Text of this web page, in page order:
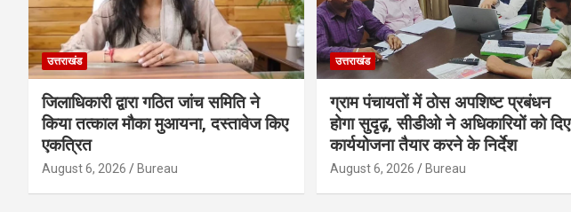
उत्तराखंड
जिलाधिकारी द्वारा गठित जांच समिति ने
किया तत्काल मौका मुआयना, दस्तावेज किए
एकत्रित
August 6, 2026 Bureau
उत्तराखंड
ग्राम पंचायतों में ठोस अपशिष्ट प्रबंधन
होगा सुदृढ़, सीडीओ ने अधिकारियों को दिए
कार्ययोजना तैयार करने के निर्देश
August 6, 2026 Bureau